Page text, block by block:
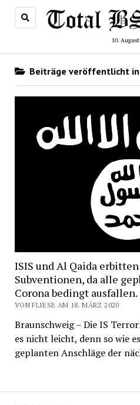
10. August
Beiträge veröffentlicht in
ISIS und Al Qaida
Subventionen, da alle
Corona bedingt ausfallen.
VON FLIESE AM 18. MÄRZ 2020
Braunschweig – Die IS
es nicht leicht, denn so wie
geplanten Anschläge der